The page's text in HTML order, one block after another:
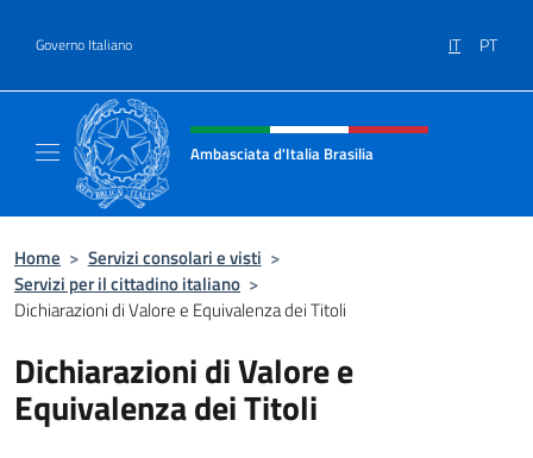
Governo Italiano IT PT
Intestazione sito, social e menù
Ambasciata d'Italia Brasilia
Home > Servizi consolari e visti >
Servizi per il cittadino italiano >
Dichiarazioni di Valore e Equivalenza dei Titoli
Dichiarazioni di Valore e
Equivalenza dei Titoli